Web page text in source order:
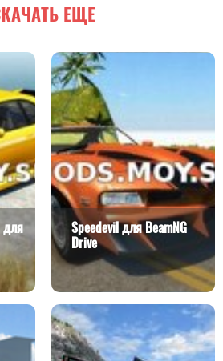
ЕЩЕ
для Speedevil для BeamNG
Drive